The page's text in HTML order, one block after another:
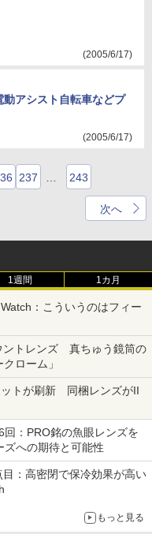
(2005/6/17)
アシスト自転車などプ
(2005/6/17)
237 243
次へ
1週間 1カ月
：こういうのはフィー
ントレンズ 真ちゅう鏡筒の
ローム」
ットが刷新 同梱レンズがII
：PRO銘の魚眼レンズを
ズへの期待と可能性
：高密閉で保冷効果が高い
もっと見る